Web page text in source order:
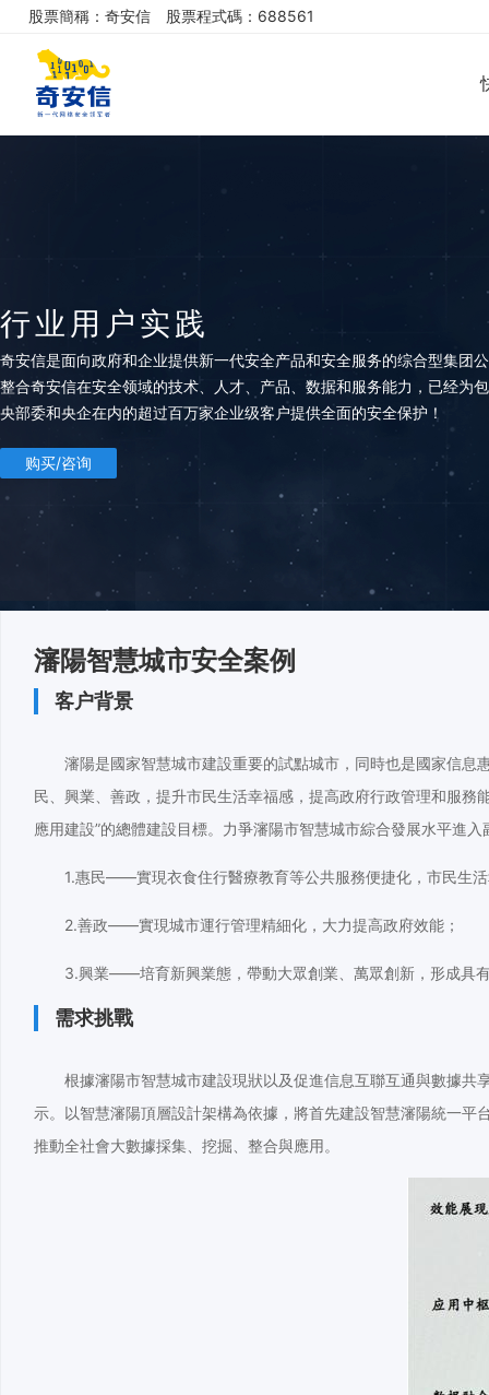
股票簡稱：奇安信 股票程式碼：688561
行业用户实践
奇安信是面向政府和企业提供新一代安全产品和安全服务的综合型集团
整合奇安信在安全领域的技术、人才、产品、数据和服务能力，已经为
央部委和央企在内的超过百万家企业级客户提供全面的安全保护！
购买/咨询
瀋陽智慧城市安全案例
客户背景
瀋陽是國家智慧城市建設重要的試點城市，同時也是國家信息
民、興業、善政，提升市民生活幸福感，提高政府行政管理和服
應用建設”的總體建設目標。力爭瀋陽市智慧城市綜合發展水平進
1.惠民——實現衣食住行醫療教育等公共服務便捷化，市民生
2.善政——實現城市運行管理精細化，大力提高政府效能；
3.興業——培育新興業態，帶動大眾創業、萬眾創新，形成具
需求挑戰
根據瀋陽市智慧城市建設現狀以及促進信息互聯互通與數據共
示。以智慧瀋陽頂層設計架構為依據，將首先建設智慧瀋陽統一
推動全社會大數據採集、挖掘、整合與應用。